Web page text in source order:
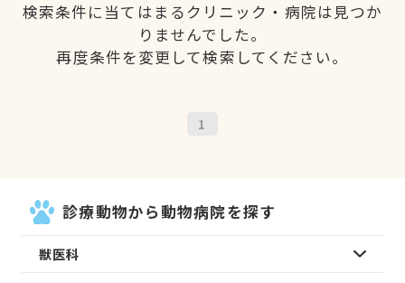
検索条件に当てはまるクリニック・病院は見つか
りませんでした。
再度条件を変更して検索してください。
1
診療動物から動物病院を探す
獣医科